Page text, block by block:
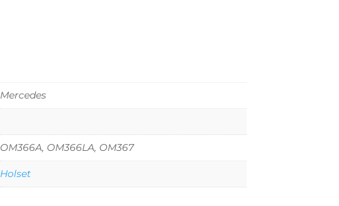
Mercedes
OM366A, OM366LA, OM367
Holset